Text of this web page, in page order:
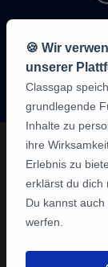
🍪 Wir
unserer
Classgap
grundlegende
Inhalte zu
ihre
Erlebnis zu
erklärst du dich
Du kannst
werfen.